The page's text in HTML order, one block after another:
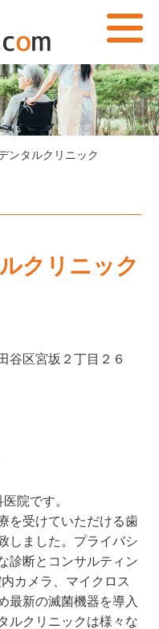
ンタルクリニック
クリニック
谷区宮坂２丁目２６
院です。
を受けていただける歯
しました。プライバシ
診断とコンサルティン
カメラ、マイクロス
最新の滅菌機器を導入
ルクリニックは様々な